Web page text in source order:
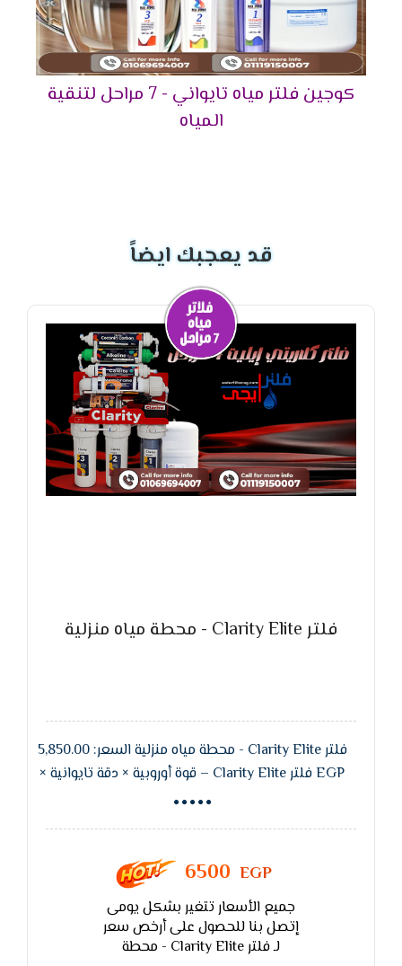
كوجين فلتر مياه تايواني - 7 مراحل لتنقية
المياه
قد يعجبك ايضاً
فلتر Clarity Elite - محطة مياه منزلية
فلتر Clarity Elite - محطة مياه منزلية السعر: 5,850.00
EGP فلتر Clarity Elite – قوة أوروبية × دقة تايوانية ×
تركية عصرية. مصمم خصيصًا لتحويل مياه الحنفية
العادية إلى مصدر نقي وآمن للطهي، الشرب،
مراحل متكاملة لإزالة الشوائب، الكلور، الرواسب، الروائح
والطعم غير المرغوب فيه. مضخة تايوانية أصلية لضغط
EGP
6500
جميع الأسعار تتغير بشكل يومى
إتصل بنا للحصول على أرخص سعر
لـ فلتر Clarity Elite - محطة